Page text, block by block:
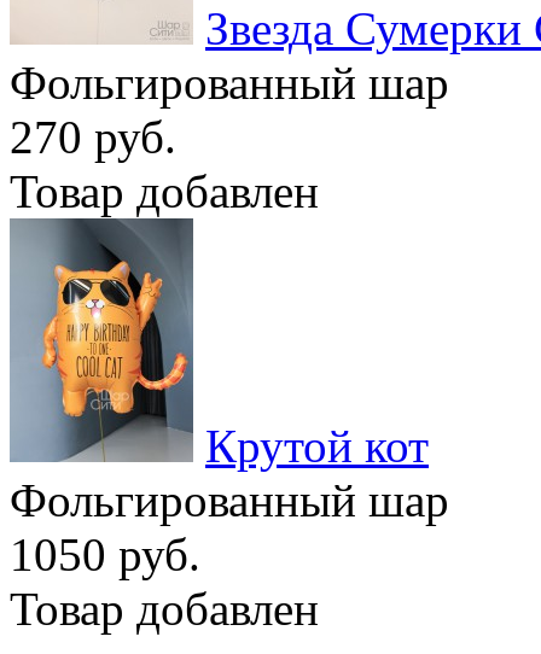
Звезда Сумерки
Фольгированный шар
270 руб.
Товар добавлен
Крутой кот
Фольгированный шар
1050 руб.
Товар добавлен